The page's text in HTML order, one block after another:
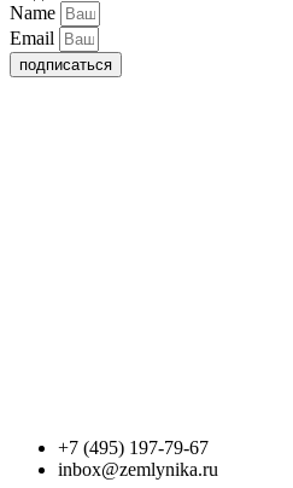
Name
Email
подписаться
+7 (495) 197-79-67
inbox@zemlynika.ru